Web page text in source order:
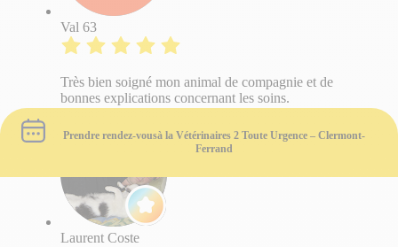
Prendre rendez-vousà la Vétérinaires 2 Toute Urgence – Clermont-
Ferrand
Val 63
Très bien soigné mon animal de compagnie et de
bonnes explications concernant les soins.
Laurent Coste